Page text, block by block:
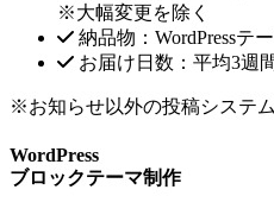
※大幅変更を除く
納品物：WordPressテ
お届け日数：平均3週
※お知らせ以外の投稿システ
WordPress
ブロックテーマ制作